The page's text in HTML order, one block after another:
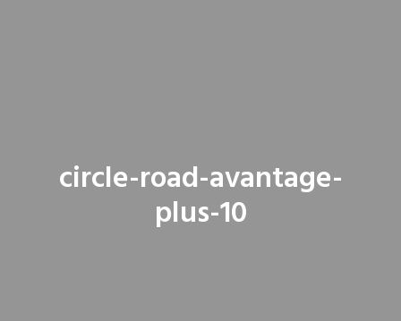
circle-road-avantage-
plus-10